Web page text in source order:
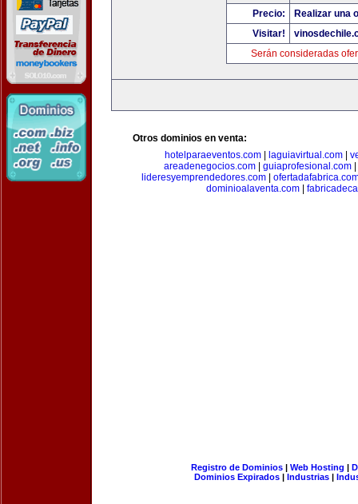
Precio:
Realizar una
Visitar!
Serán consideradas
Otros dominios en venta:
hotelparaeventos.com
laguiavirtual.com
areadenegocios.com
guiaprofesional.com
lideresyemprendedores.com
dominioalaventa.com|
Registro de Dominios| Web Hosting |
Dominios Expirados | Industrias |